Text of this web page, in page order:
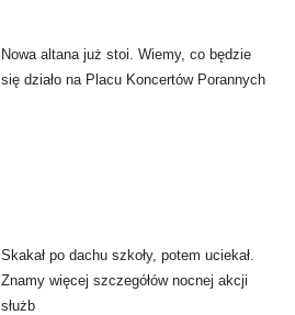
Nowa altana już stoi. Wiemy, co będzie
się działo na Placu Koncertów Porannych
Skakał po dachu szkoły, potem uciekał.
Znamy więcej szczegółów nocnej akcji
służb